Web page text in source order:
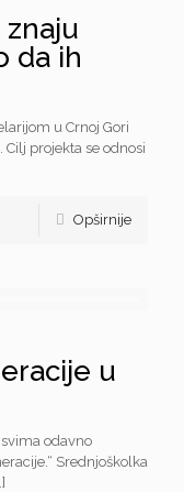
da ih
u Crnoj Gori
projekta se odnosi
Opširnije
u
svima odavno
Srednjoškolka